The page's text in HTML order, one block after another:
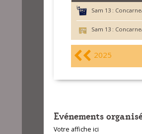
Sam 13 :
Sam 13 :
2025
Evénements
Votre affiche ici